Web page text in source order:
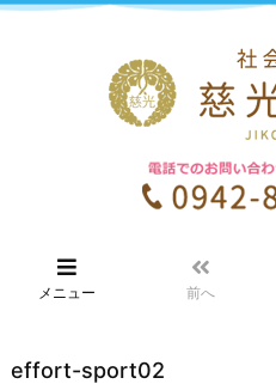
メニュー 前へ
effort-sport02